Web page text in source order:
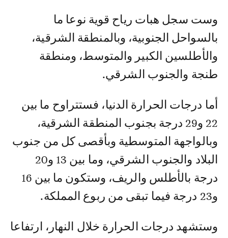
وست سجل هبات رياح قوية نوعا ما
بالسواحل الجنوبية، وبالمنطقة الشرقية،
والأطلسين الكبير والمتوسط، ومنطقة
طنجة والجنوب الشرقي.
أما درجات الحرارة الدنيا، فستتراوح ما بين
22 و29 درجة بجنوب المنطقة الشرقية،
وبالواجهة المتوسطية وبأقصى كل من جنوب
البلاد والجنوب الشرقي، وما بين 13 و20
درجة بالأطلس والريف، وستكون ما بين 16
و23 درجة فيما تبقى من ربوع المملكة.
وستشهد درجات الحرارة خلال النهار، ارتفاعا